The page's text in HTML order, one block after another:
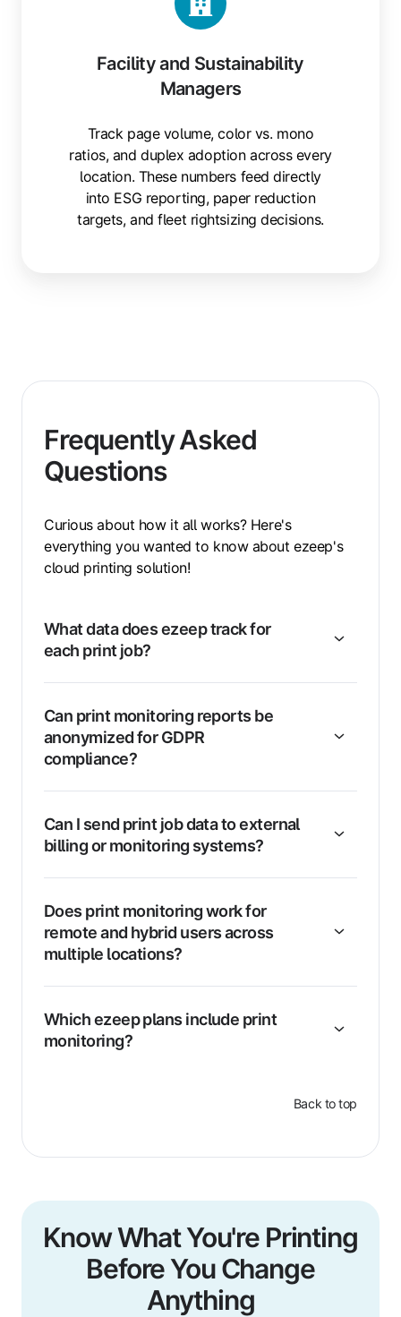
Facility and Sustainability
Managers
Track page volume, color vs. mono
ratios, and duplex adoption across every
location. These numbers feed directly
into ESG reporting, paper reduction
targets, and fleet rightsizing decisions.
Frequently Asked
Questions
Curious about how it all works? Here's
everything you wanted to know about ezeep's
cloud printing solution!
What data does ezeep track for
each print job?
Can print monitoring reports be
anonymized for GDPR
compliance?
Can I send print job data to external
billing or monitoring systems?
Does print monitoring work for
remote and hybrid users across
multiple locations?
Which ezeep plans include print
monitoring?
Back to top
Know What You're Printing
Before You Change
Anything